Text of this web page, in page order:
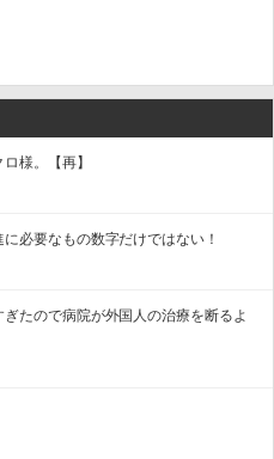
様。【再】
必要なもの数字だけではない！
ぎたので病院が外国人の治療を断るよ